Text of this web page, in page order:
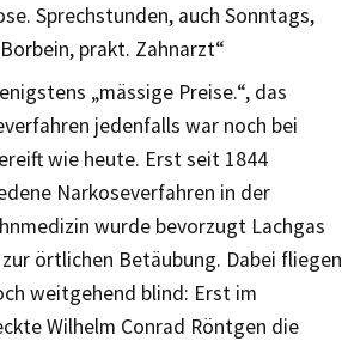
Sprechstunden, auch Sonntags,
prakt. Zahnarzt“
„mässige Preise.“, das
jedenfalls war noch bei
wie heute. Erst seit 1844
Narkoseverfahren in der
wurde bevorzugt Lachgas
örtlichen Betäubung. Dabei fliegen
weitgehend blind: Erst im
Wilhelm Conrad Röntgen die